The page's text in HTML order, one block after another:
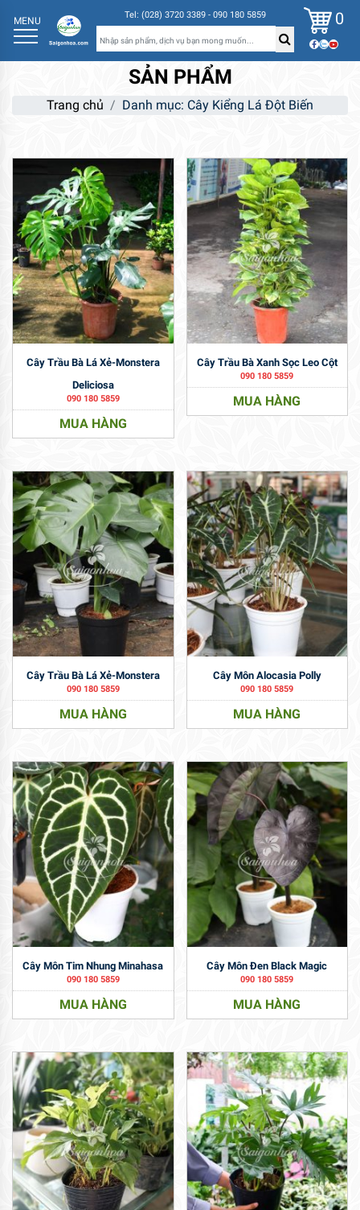
MENU Tel: (028) 3720 3389 - 090 180 5859 0
SẢN PHẨM
Trang chủ Danh mục: Cây Kiểng Lá Đột Biến
Cây Trầu Bà Lá Xẻ-Monstera
Deliciosa
090 180 5859
MUA HÀNG
Cây Trầu Bà Xanh Sọc Leo Cột
090 180 5859
MUA HÀNG
Cây Trầu Bà Lá Xẻ-Monstera
090 180 5859
MUA HÀNG
Cây Môn Alocasia Polly
090 180 5859
MUA HÀNG
Cây Môn Tim Nhung Minahasa
090 180 5859
MUA HÀNG
Cây Môn Đen Black Magic
090 180 5859
MUA HÀNG